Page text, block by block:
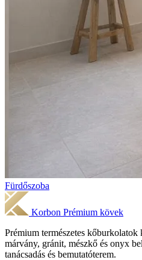
Fürdőszoba
Korbon Prémium kövek
Prémium természetes
márvány, gránit, mészkő és onyx
tanácsadás és bemutatóterem.